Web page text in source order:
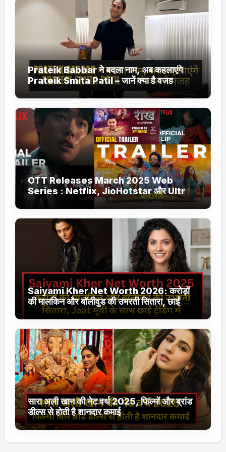
Prateik Babbar ने बदला नाम, अब कहलाएंगे
Prateik Smita Patil – जानें क्या है वजह
OTT Releases March 2025 Web
Series : Netflix, JioHotstar और Ultra
Jhakaas पर नई वेब सीरीज और फिल्में
Saiyami Kher Net Worth 2026: करोड़ों
की मालकिन और बॉलीवुड की उभरती सितारा, छाईं
ट्रेंडिंग में
सारा अली खान की नेट वर्थ 2025, फिल्मों और ब्रांड
डील्स से होती है शानदार कमाई